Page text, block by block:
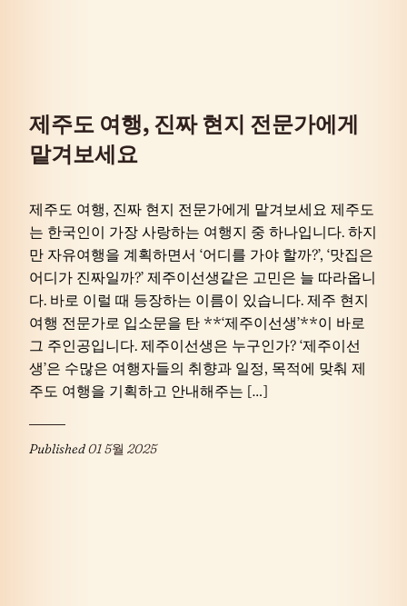
제주도 여행, 진짜 현지 전문가에게
맡겨보세요
제주도 여행, 진짜 현지 전문가에게 맡겨보세요 제주도
는 한국인이 가장 사랑하는 여행지 중 하나입니다. 하지
만 자유여행을 계획하면서 ‘어디를 가야 할까?’, ‘맛집은
어디가 진짜일까?’ 제주이선생같은 고민은 늘 따라옵니
다. 바로 이럴 때 등장하는 이름이 있습니다. 제주 현지
여행 전문가로 입소문을 탄 **‘제주이선생’**이 바로
그 주인공입니다. 제주이선생은 누구인가? ‘제주이선
생’은 수많은 여행자들의 취향과 일정, 목적에 맞춰 제
주도 여행을 기획하고 안내해주는 […]
Published01 5월 2025